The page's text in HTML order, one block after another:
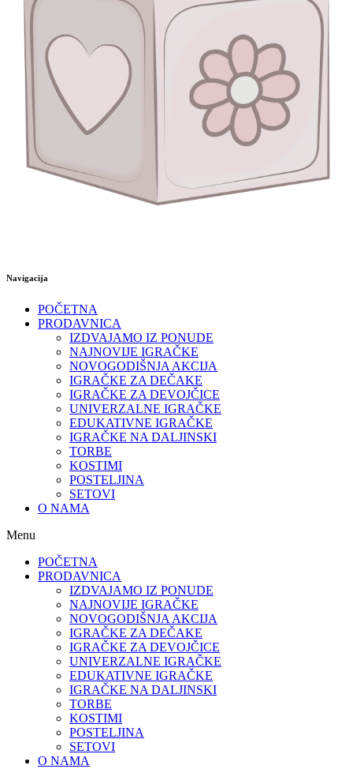
Navigacija
POČETNA
PRODAVNICA
IZDVAJAMO IZ PONUDE
NAJNOVIJE IGRAČKE
NOVOGODIŠNJA AKCIJA
IGRAČKE ZA DEČAKE
IGRAČKE ZA DEVOJČICE
UNIVERZALNE IGRAČKE
EDUKATIVNE IGRAČKE
IGRAČKE NA DALJINSKI
TORBE
KOSTIMI
POSTELJINA
SETOVI
O NAMA
Menu
POČETNA
PRODAVNICA
IZDVAJAMO IZ PONUDE
NAJNOVIJE IGRAČKE
NOVOGODIŠNJA AKCIJA
IGRAČKE ZA DEČAKE
IGRAČKE ZA DEVOJČICE
UNIVERZALNE IGRAČKE
EDUKATIVNE IGRAČKE
IGRAČKE NA DALJINSKI
TORBE
KOSTIMI
POSTELJINA
SETOVI
O NAMA